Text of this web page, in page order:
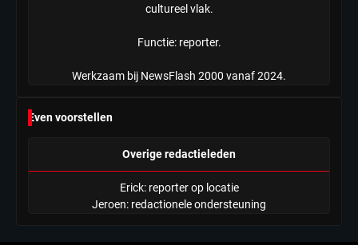
cultureel vlak.
Functie: reporter.
Werkzaam bij NewsFlash 2000 vanaf 2024.
Even voorstellen
Overige redactieleden
Erick: reporter op locatie
Jeroen: redactionele ondersteuning